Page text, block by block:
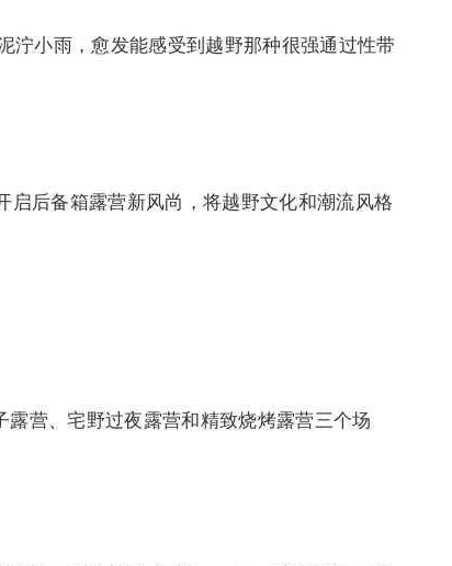
泞小雨，愈发能感受到越野那种很强通过性带
启后备箱露营新风尚，将越野文化和潮流风格
营、宅野过夜露营和精致烧烤露营三个场